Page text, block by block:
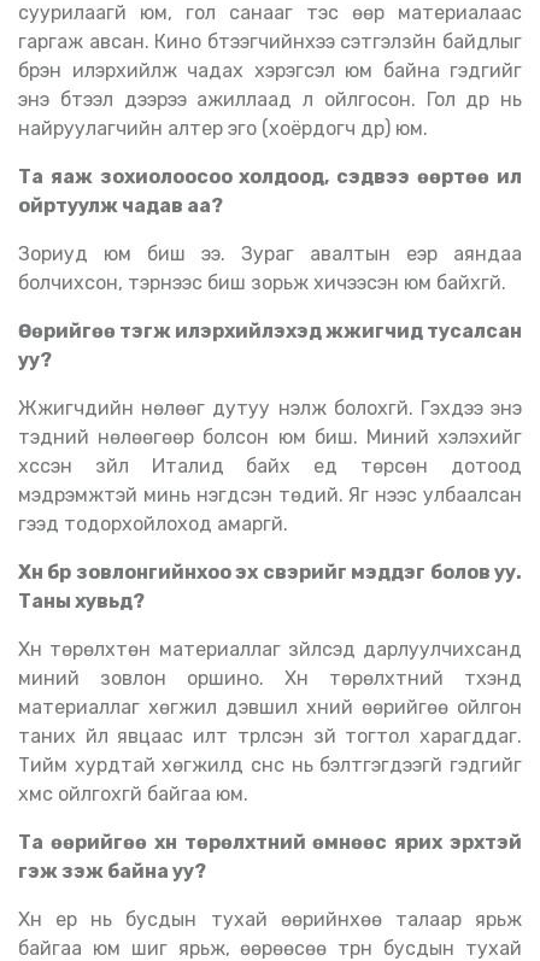
суурилаагүй юм, гол санааг тэс өөр материалаас
гаргаж авсан. Кино бүтээгчийнхээ сэтгэлзүйн байдлыг
бүрэн илэрхийлж чадах хэрэгсэл юм байна гэдгийг
энэ бүтээл дээрээ ажиллаад л ойлгосон. Гол дүр нь
найруулагчийн алтер эго (хоёрдогч дүр) юм.
Та яаж зохиолоосоо холдоод, сэдвээ өөртөө илүү
ойртуулж чадав аа?
Зориуд юм биш ээ. Зураг авалтын үеэр аяндаа
болчихсон, тэрнээс биш зорьж хичээсэн юм байхгүй.
Өөрийгөө тэгж илэрхийлэхэд жүжигчид тусалсан
уу?
Жүжигчдийн нөлөөг дутуу үнэлж болохгүй. Гэхдээ энэ
тэдний нөлөөгөөр болсон юм биш. Миний хэлэхийг
хүссэн зүйл Италид байх үед төрсөн дотоод
мэдрэмжтэй минь нэгдсэн төдий. Яг үүнээс улбаалсан
гээд тодорхойлоход амаргүй.
Хүн бүр зовлонгийнхоо эх үүсвэрийг мэддэг болов уу.
Таны хувьд?
Хүн төрөлхтөн материаллаг зүйлсэд дарлуулчихсанд
миний зовлон оршино. Хүн төрөлхтний түүхэнд
материаллаг хөгжил дэвшил хүний өөрийгөө ойлгон
таних үйл явцаас илт түрүүлсэн зүй тогтол харагддаг.
Тийм хурдтай хөгжилд сүнс нь бэлтгэгдээгүй гэдгийг
хүмүүс ойлгохгүй байгаа юм.
Та өөрийгөө хүн төрөлхтний өмнөөс ярих эрхтэй
гэж үзэж байна уу?
Хүн ер нь бусдын тухай өөрийнхөө талаар ярьж
байгаа юм шиг ярьж, өөрөөсөө түрүүн бусдын тухай